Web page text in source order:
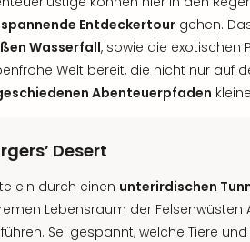
spannende Entdeckertour gehen.
Wasserfall, sowie die exotischen
Welt bereit, die nicht nur auf
Abenteuerpfaden
Desert
ein durch einen unterirdischen
Lebensraum der Felsenwüsten
Sei gespannt, welche Tiere